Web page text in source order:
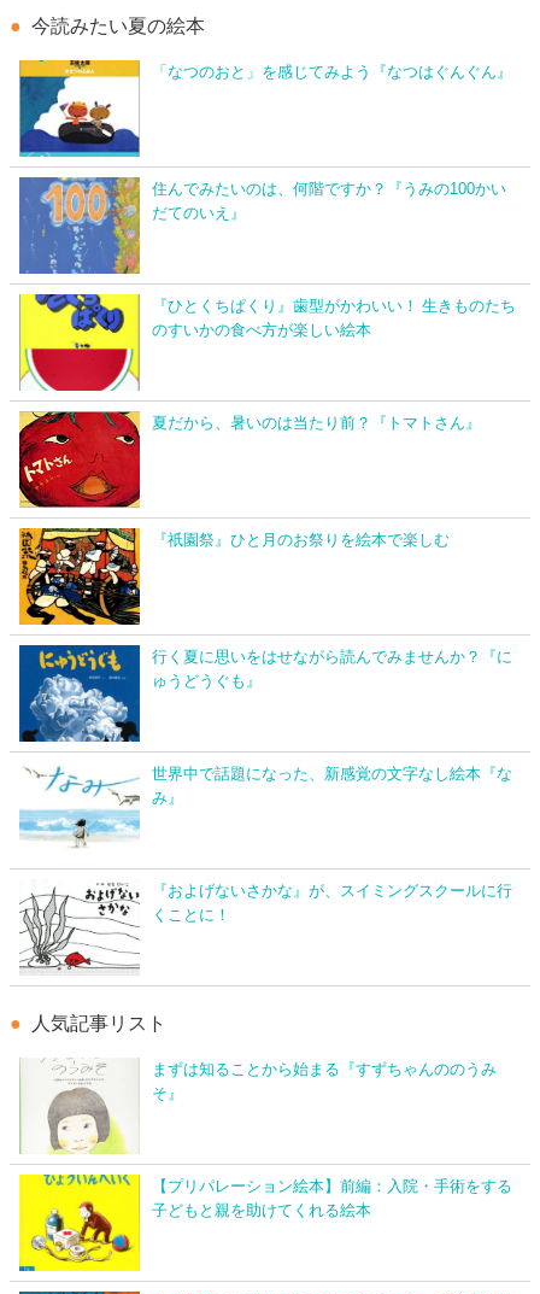
今読みたい夏の絵本
「なつのおと」を感じてみよう『なつはぐんぐん』
住んでみたいのは、何階ですか？『うみの100かい
だてのいえ』
『ひとくちぱくり』歯型がかわいい！ 生きものたち
のすいかの食べ方が楽しい絵本
夏だから、暑いのは当たり前？『トマトさん』
『祇園祭』ひと月のお祭りを絵本で楽しむ
行く夏に思いをはせながら読んでみませんか？『に
ゅうどうぐも』
世界中で話題になった、新感覚の文字なし絵本『な
み』
『およげないさかな』が、スイミングスクールに行
くことに！
人気記事リスト
まずは知ることから始まる『すずちゃんののうみ
そ』
【プリパレーション絵本】前編：入院・手術をする
子どもと親を助けてくれる絵本